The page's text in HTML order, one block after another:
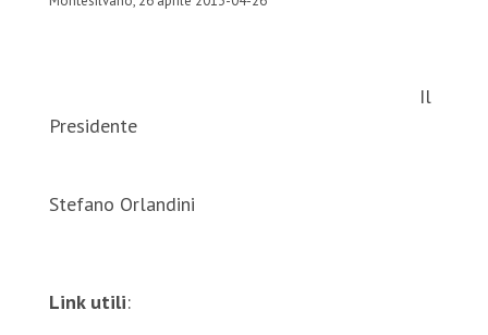
Il
Presidente
Stefano Orlandini
Link utili: